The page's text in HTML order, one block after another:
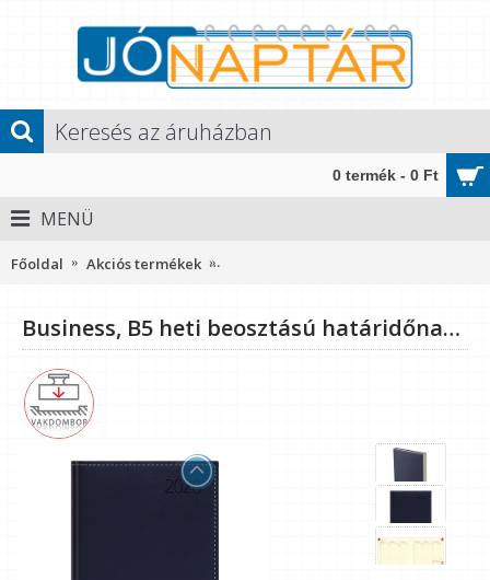
0 termék - 0 Ft
MENÜ
Főoldal Akciós termékek
Business, B5 heti beosztású határidőnapló, Kék